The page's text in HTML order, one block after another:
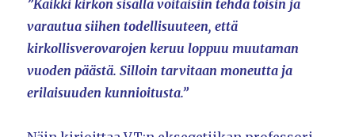
”Kaikki kirkon sisällä voitaisiin tehdä toisin ja
varautua siihen todellisuuteen, että
kirkollisverovarojen keruu loppuu muutaman
vuoden päästä. Silloin tarvitaan moneutta ja
erilaisuuden kunnioitusta.”